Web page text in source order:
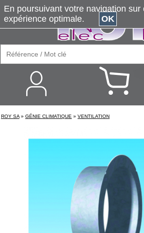
ROY SA » GÉNIE CLIMATIQUE » VENTILATION
En poursuivant votre navigation
expérience optimale.
OK